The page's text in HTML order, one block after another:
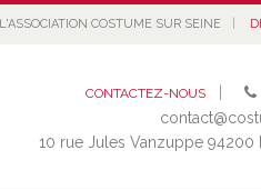
COSTUME SUR SEINE
CONTACTEZ-NOUS
10 rue Jules Vanzuppe 94200